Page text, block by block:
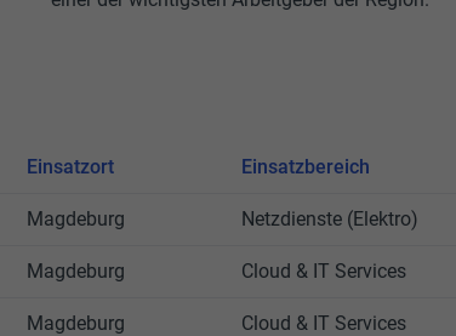
Einsatzort Einsatzbereich
Magdeburg Netzdienste (Elektro)
Magdeburg Cloud & IT Services
Magdeburg Cloud & IT Services